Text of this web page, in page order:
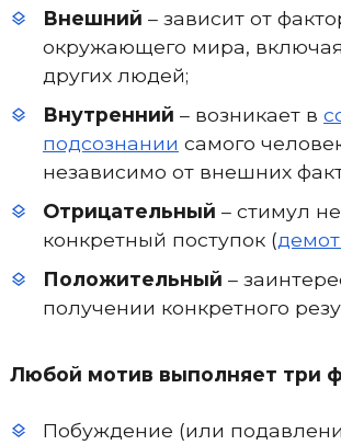
Внешний – зависит от
окружающего мира,
других людей;
Внутренний – возникает в
подсознании самого
независимо от внешних
Отрицательный – стимул
конкретный поступок (
Положительный –
получении конкретного
Любой мотив выполняет три
Побуждение (или